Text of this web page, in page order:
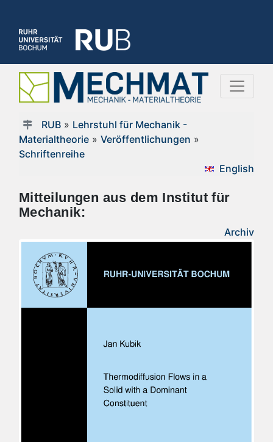
RUB» Lehrstuhl für Mechanik -
Materialtheorie » Veröffentlichungen »
Schriftenreihe
English
Mitteilungen aus dem Institut für
Mechanik:
Archiv